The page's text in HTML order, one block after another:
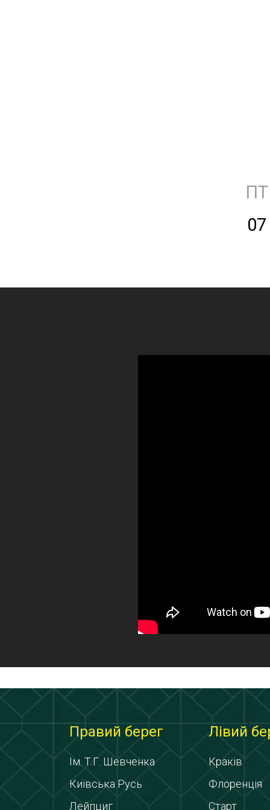
ПТ
07
Правий берег
Ім. Т.Г. Шевченка
Київська Русь
Лейпциг
Лівий
Краків
Флоренція
Старт